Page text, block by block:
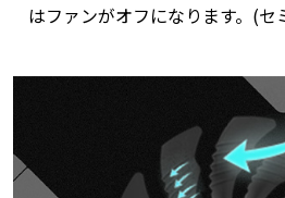
はファンがオフになります。(セ